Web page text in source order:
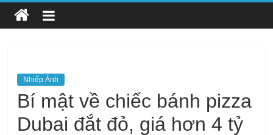
Nhiếp Ảnh
Bí mật về chiếc bánh pizza
Dubai đắt đỏ, giá hơn 4 tỷ